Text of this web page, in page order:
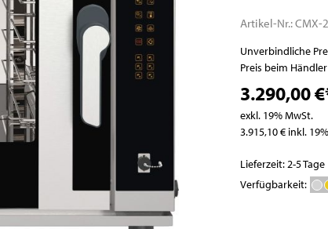
Konfiskatkühler
Pizzatische
Pizza- / Saladetten
Kühlaufsatzvitrinen
Schockfroster
Wein- und
Flaschenkühlschränke
Artikel-Nr.:CMX-
Unverbindliche
Preis beim
3.290,00
exkl. 19% MwSt.
3.915,10 € inkl.
Lieferzeit: 2-5 Tage
Verfügbarkeit: